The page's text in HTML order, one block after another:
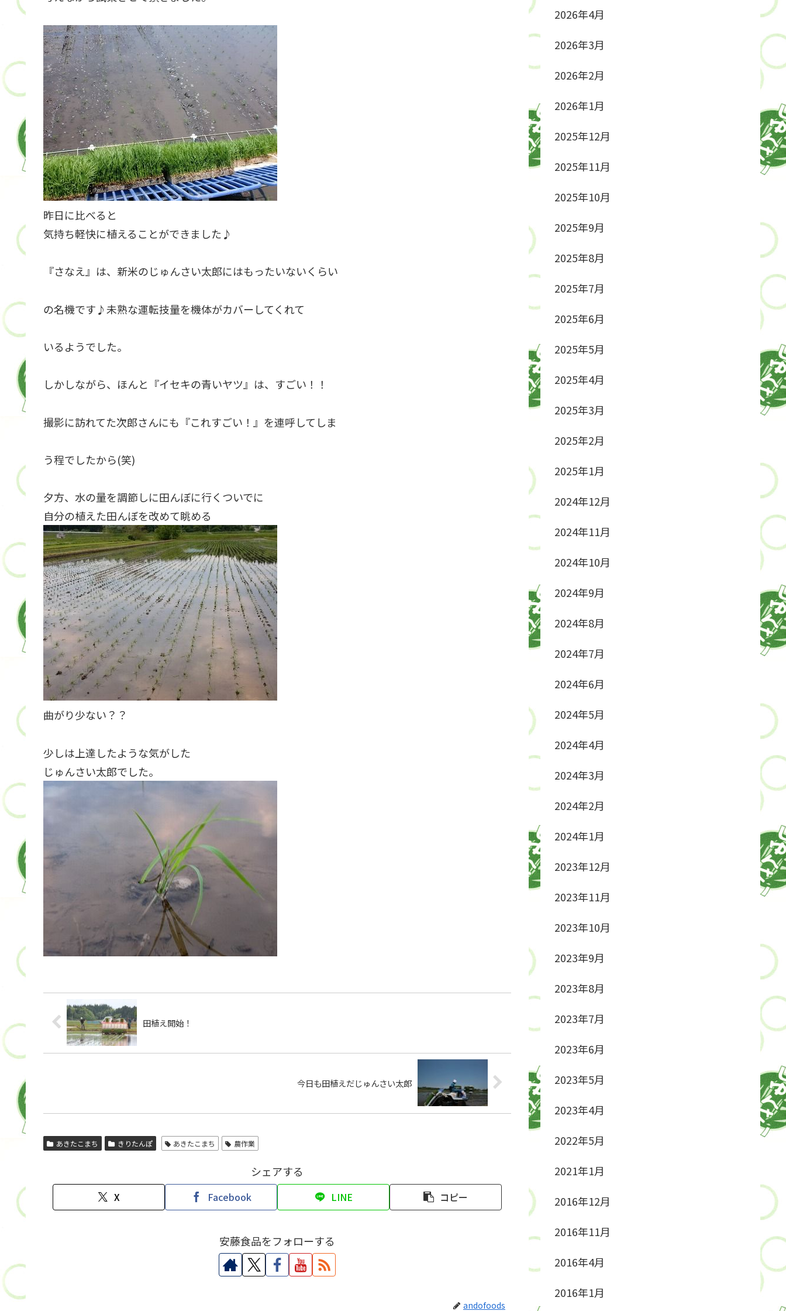
昨日に比べると
気持ち軽快に植えることができました♪
『さなえ』は、新米のじゅんさい太郎にはもったいないくらい
の名機です♪未熟な運転技量を機体がカバーしてくれて
いるようでした。
しかしながら、ほんと『イセキの青いヤツ』は、すごい！！
撮影に訪れてた次郎さんにも『これすごい！』を連呼してしま
う程でしたから(笑)
夕方、水の量を調節しに田んぼに行くついでに
自分の植えた田んぼを改めて眺める
曲がり少ない？？
少しは上達したような気がした
じゅんさい太郎でした。
田植え開始！
今日も田植えだじゅんさい太郎
あきたこまち きりたんぽ あきたこまち 農作業
シェアする
X Facebook LINE コピー
安藤食品をフォローする
andofoods
2026年4月
2026年3月
2026年2月
2026年1月
2025年12月
2025年11月
2025年10月
2025年9月
2025年8月
2025年7月
2025年6月
2025年5月
2025年4月
2025年3月
2025年2月
2025年1月
2024年12月
2024年11月
2024年10月
2024年9月
2024年8月
2024年7月
2024年6月
2024年5月
2024年4月
2024年3月
2024年2月
2024年1月
2023年12月
2023年11月
2023年10月
2023年9月
2023年8月
2023年7月
2023年6月
2023年5月
2023年4月
2022年5月
2021年1月
2016年12月
2016年11月
2016年4月
2016年1月